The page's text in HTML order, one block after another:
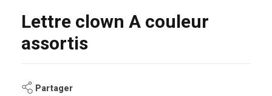
Lettre clown A couleur
assortis
Partager